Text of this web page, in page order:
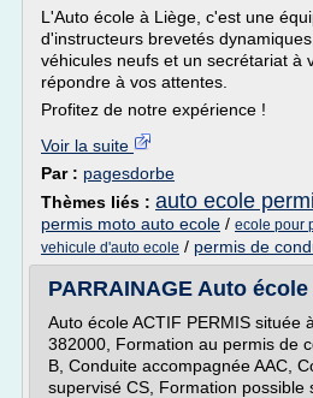
L'Auto école à Liège, c'est une
d'instructeurs brevetés
véhicules neufs et un secrétariat à
répondre à vos attentes.
Profitez de notre expérience !
Voir la suite
Par : pagesdorbe
Thèmes liés : auto ecole
permis moto auto ecole / ecole pour
vehicule d'auto ecole / permis de
PARRAINAGE Auto
Auto école ACTIF PERMIS située
382000, Formation au permis de
B, Conduite accompagnée AAC,
supervisé CS, Formation possible